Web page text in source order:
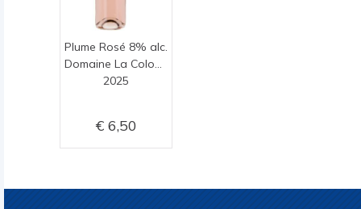
Plume Rosé 8% alc.
Domaine La Colombette
2025
6,50